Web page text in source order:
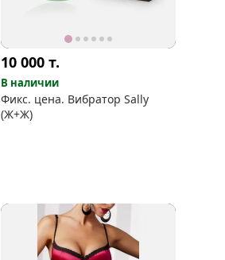
10 000 т.
В наличии
Фикс. цена. Вибратор Sally
(Ж+Ж)